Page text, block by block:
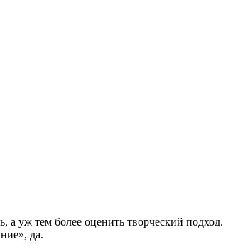
уж тем более оценить творческий подход.
да.